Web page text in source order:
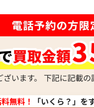
ック＆アイ ブレスレット
時点
います。 下記に記載の
無料！
「いくら？」を